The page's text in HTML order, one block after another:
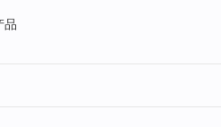
品